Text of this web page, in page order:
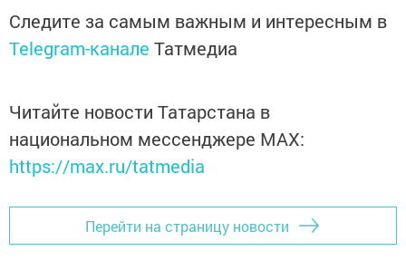
Следите за самым важным и интересным в
Telegram-канале Татмедиа
Читайте новости Татарстана в
национальном мессенджере MАХ:
https://max.ru/tatmedia
Перейти на страницу новости